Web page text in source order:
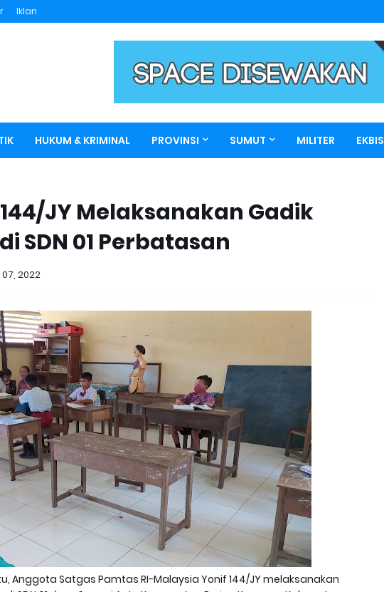
Iklan
HUKUM & KRIMINAL PROVINSI SUMUT MILITER EKBIS
JY Melaksanakan Gadik
SDN 01 Perbatasan
2022
Anggota Satgas Pamtas RI-Malaysia Yonif 144/JY melaksanakan